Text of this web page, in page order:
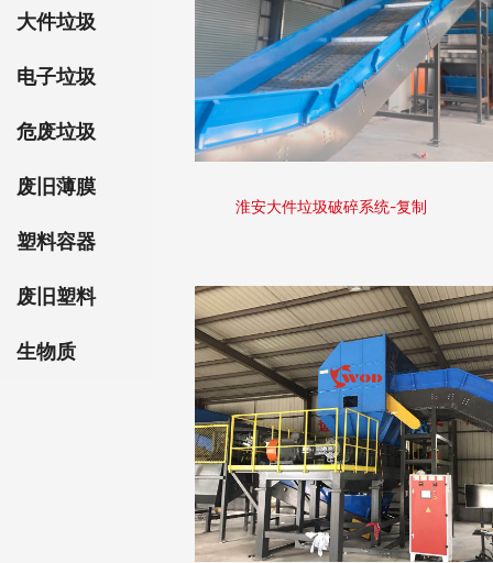
大件垃圾
电子垃圾
危废垃圾
废旧薄膜
塑料容器
废旧塑料
生物质
淮安大件垃圾破碎系统-复制